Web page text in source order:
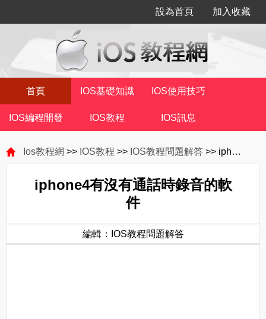
設為首頁 加入收藏
首頁 IOS基礎知識 IOS使用技巧
IOS編程開發 IOS教程 IOS訊息
Ios教程網 >> IOS教程 >> IOS教程問題解答 >> iphone4有沒有通話時錄音的軟件
iphone4有沒有通話時錄音的軟
件
編輯：IOS教程問題解答